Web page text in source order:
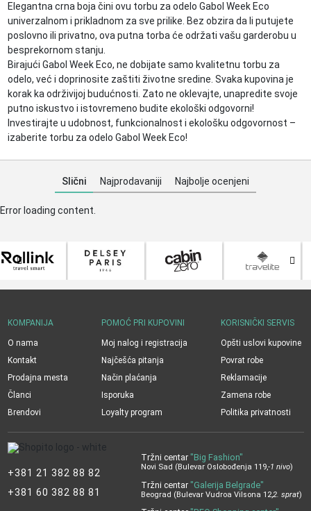
Elegantna crna boja čini ovu torbu za odelo Gabol Week Eco
univerzalnom i prikladnom za sve prilike. Bez obzira da li putujete
poslovno ili privatno, ova putna torba će održati vašu garderobu u
besprekornom stanju.
Birajući Gabol Week Eco, ne dobijate samo kvalitetnu torbu za
odelo, već i doprinosite zaštiti životne sredine. Svaka kupovina je
korak ka održivijoj budućnosti. Zato ne oklevajte, unapredite svoje
putno iskustvo i istovremeno budite ekološki odgovorni!
Investirajte u udobnost, funkcionalnost i ekološku odgovornost –
izaberite torbu za odelo Gabol Week Eco!
Slični Najprodavaniji Najbolje ocenjeni
Error loading content.
+381 21 382 88 82
+381 60 382 88 81
Tržni centar "Big Fashion"
Novi Sad (Bulevar Oslobođenja 119,-1 nivo)
Tržni centar "Galerija Belgrade"
Beograd (Bulevar Vudroa Vilsona 12,2. sprat)
KOMPANIJA
O nama
Kontakt
Prodajna mesta
Članci
Brendovi
POMOĆ PRI KUPOVINI
Moj nalog i registracija
Najčešća pitanja
Način plaćanja
Isporuka
Loyalty program
KORISNIČKI SERVIS
Opšti uslovi kupovine
Povrat robe
Reklamacije
Zamena robe
Politika privatnosti